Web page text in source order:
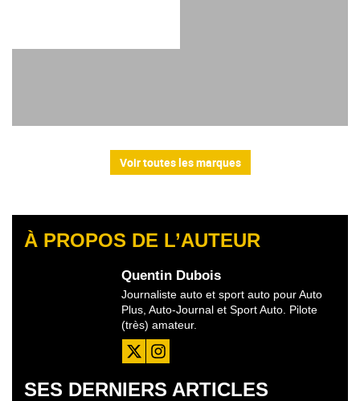
Voir toutes les marques
À PROPOS DE L’AUTEUR
Quentin Dubois
Journaliste auto et sport auto pour Auto
Plus, Auto-Journal et Sport Auto. Pilote
(très) amateur.
SES DERNIERS ARTICLES